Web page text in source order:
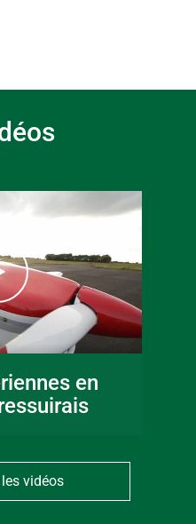
en
vidéos